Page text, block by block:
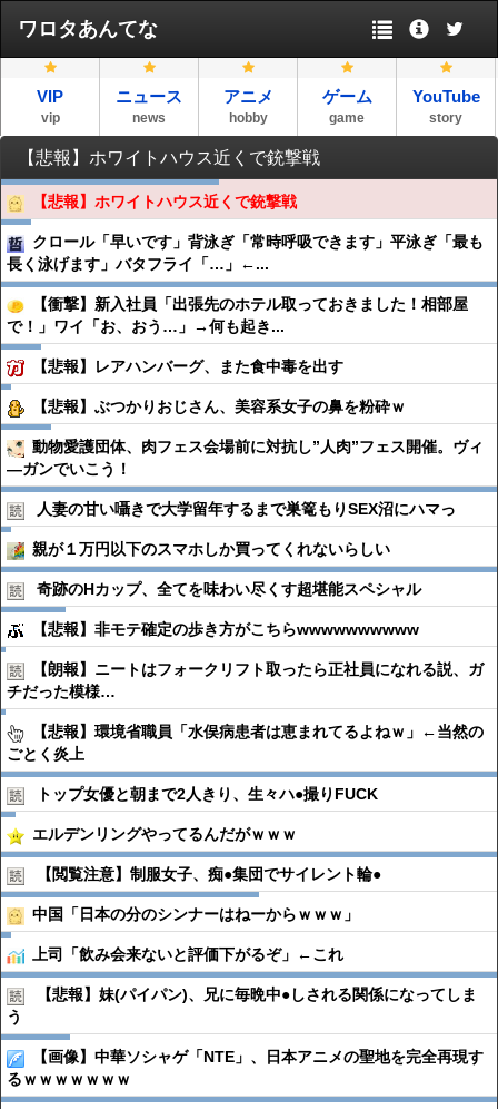
ワロタあんてな
VIP
vip
ニュース
news
アニメ
hobby
ゲーム
game
YouTube
story
【悲報】ホワイトハウス近くで銃撃戦
【悲報】ホワイトハウス近くで銃撃戦
クロール「早いです」背泳ぎ「常時呼吸できます」平泳ぎ「最も
長く泳げます」バタフライ「…」←...
【衝撃】新入社員「出張先のホテル取っておきました！相部屋
で！」ワイ「お、おう…」→何も起き...
【悲報】レアハンバーグ、また食中毒を出す
【悲報】ぶつかりおじさん、美容系女子の鼻を粉砕ｗ
動物愛護団体、肉フェス会場前に対抗し”人肉”フェス開催。ヴィ
―ガンでいこう！
人妻の甘い囁きで大学留年するまで巣篭もりSEX沼にハマっ
親が１万円以下のスマホしか買ってくれないらしい
奇跡のHカップ、全てを味わい尽くす超堪能スペシャル
【悲報】非モテ確定の歩き方がこちらwwwwwwwwww
【朗報】ニートはフォークリフト取ったら正社員になれる説、ガ
チだった模様…
【悲報】環境省職員「水俣病患者は恵まれてるよねｗ」←当然の
ごとく炎上
トップ女優と朝まで2人きり、生々ハ●︎撮りFUCK
エルデンリングやってるんだがｗｗｗ
【閲覧注意】制服女子、痴●︎集団でサイレント輪●︎
中国「日本の分のシンナーはねーからｗｗｗ」
上司「飲み会来ないと評価下がるぞ」←これ
【悲報】妹(パイパン)、兄に毎晩中●︎しされる関係になってしま
う
【画像】中華ソシャゲ「NTE」、日本アニメの聖地を完全再現す
るｗｗｗｗｗｗｗ